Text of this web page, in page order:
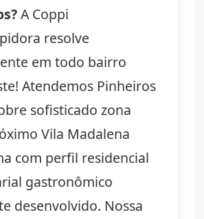
A Coppi
resolve
em todo bairro
Atendemos Pinheiros
sofisticado zona
Vila Madalena
com perfil residencial
gastronômico
desenvolvido. Nossa